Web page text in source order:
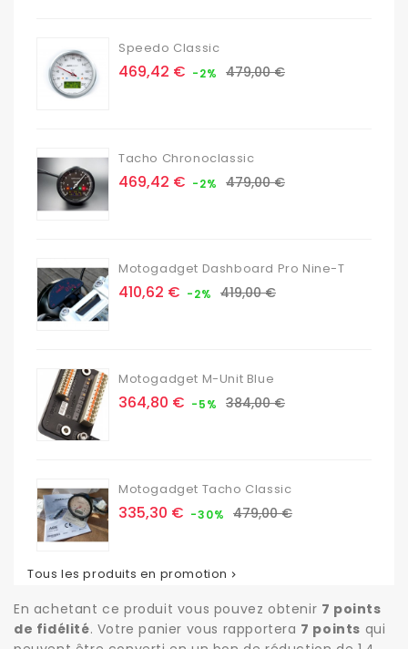
Speedo Classic
Prix
469,42 € -2% Prix
479,00 €
Tacho Chronoclassic
Prix
469,42 € -2% Prix
479,00 €
Motogadget Dashboard Pro Nine-T
Prix
410,62 € -2% Prix
419,00 €
Motogadget M-Unit Blue
Prix
364,80 € -5% Prix
384,00 €
Motogadget Tacho Classic
Prix
335,30 € -30% Prix
479,00 €
Tous les produits en promotion 
En achetant ce produit vous pouvez obtenir 7 points
de fidélité. Votre panier vous rapportera 7 points qui